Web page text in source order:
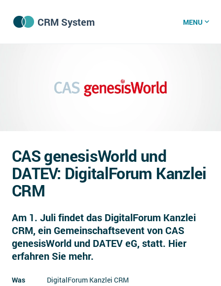
CRM System
CRM Wissenszentrum
Was ist CRM?
Offene Stellen bei CRM-Lieferanten
Über uns
DSGVO/GDPR
Impressum
Kontakt
MENU
CAS genesisWorld und
DATEV: DigitalForum Kanzlei
CRM
Am 1. Juli findet das DigitalForum Kanzlei
CRM, ein Gemeinschaftsevent von CAS
genesisWorld und DATEV eG, statt. Hier
erfahren Sie mehr.
Was
DigitalForum Kanzlei CRM